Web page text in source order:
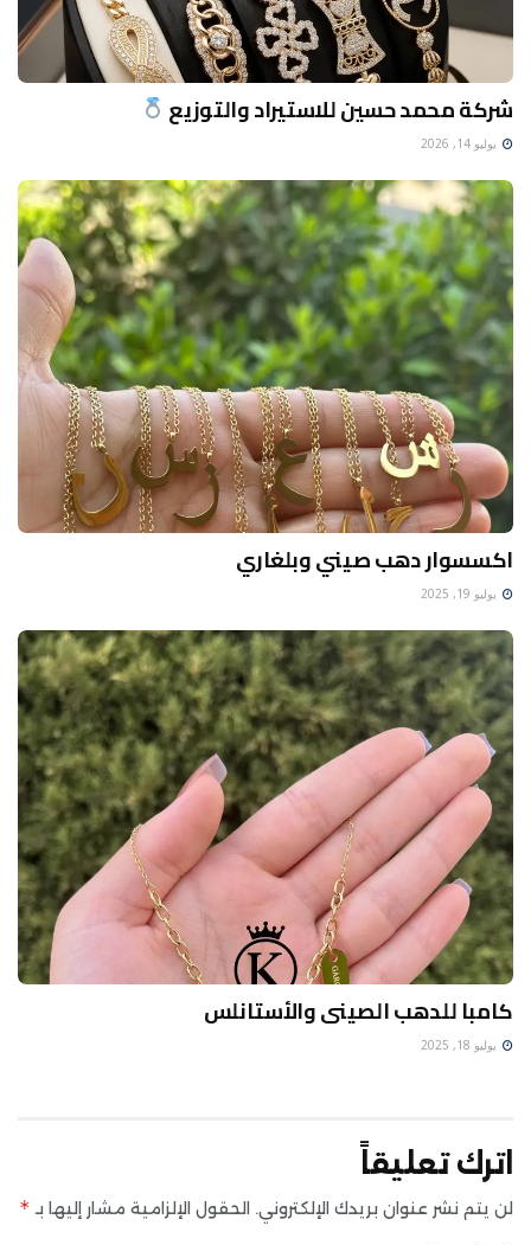
شركة محمد حسين للاستيراد والتوزيع
يوليو 14, 2026
اكسسوار دهب صيني وبلغاري
يوليو 19, 2025
كامبا للدهب الصينى والأستانلس
يوليو 18, 2025
اترك تعليقاً
لن يتم نشر عنوان بريدك الإلكتروني. الحقول الإلزامية مشار إليها بـ *